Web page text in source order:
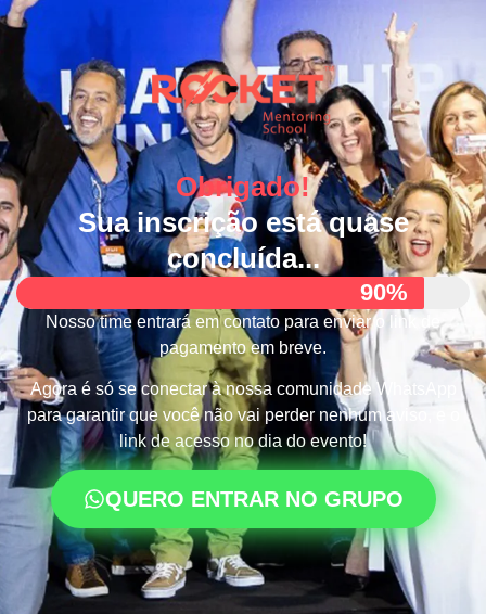
Obrigado!
Sua inscrição está quase
concluída...
90%
Nosso time entrará em contato para enviar o link de
pagamento em breve.
Agora é só se conectar à nossa comunidade WhatsApp
para garantir que você não vai perder nenhum aviso, e o
link de acesso no dia do evento!
QUERO ENTRAR NO GRUPO